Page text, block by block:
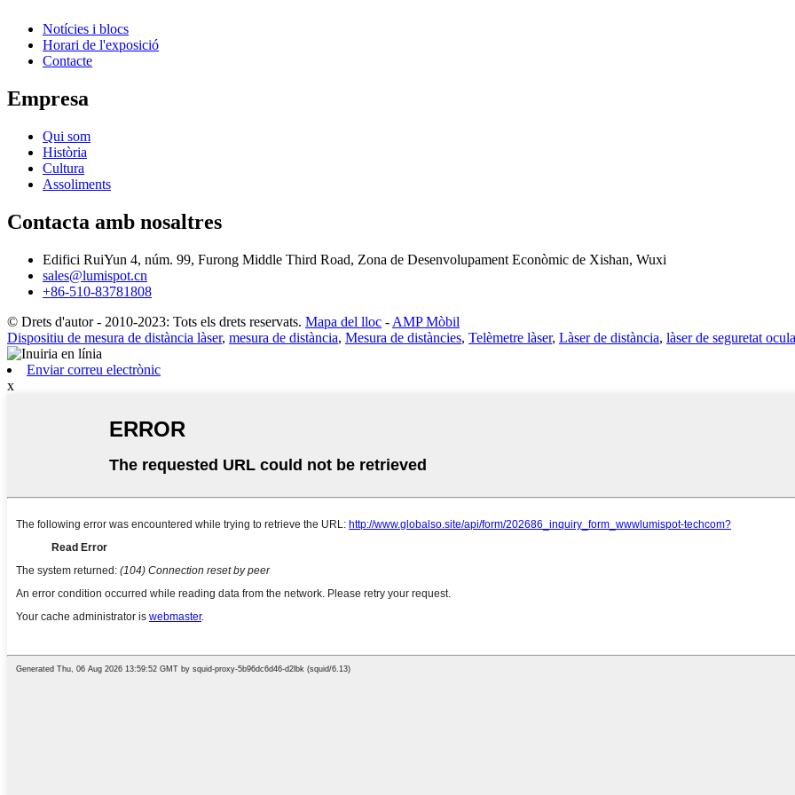
Notícies i blocs
Horari de l'exposició
Contacte
Empresa
Qui som
Història
Cultura
Assoliments
Contacta amb nosaltres
Edifici RuiYun 4, núm. 99, Furong Middle Third Road, Zona de Desenvolupament Econòmic de Xishan, Wuxi
sales@lumispot.cn
+86-510-83781808
© Drets d'autor - 2010-2023: Tots els drets reservats. Mapa del lloc - AMP Mòbil
Dispositiu de mesura de distància làser, mesura de distància, Mesura de distàncies, Telèmetre làser, Làser de distància, làser de seguretat
Enviar correu electrònic
x